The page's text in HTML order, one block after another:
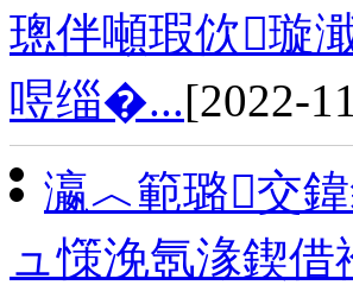
璁伴噸瑕佽璇
喅缁�...[2022-
瀛︿範璐交
ュ憡浼氬湪鍥